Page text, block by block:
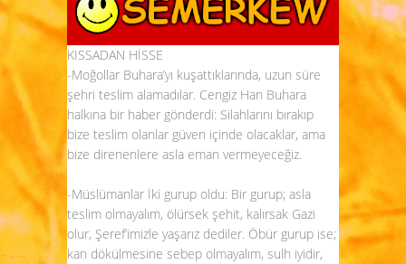
KISSADAN HİSSE
-Moğollar Buhara’yı kuşattıklarında, uzun süre
şehri teslim alamadılar. Cengiz Han Buhara
halkına bir haber gönderdi: Silahlarını bırakıp
bize teslim olanlar güven içinde olacaklar, ama
bize direnenlere asla eman vermeyeceğiz.
-Müslümanlar İki gurup oldu: Bir gurup; asla
teslim olmayalım, ölürsek şehit, kalırsak Gazi
olur, Şeref’imizle yaşarız dediler. Öbür gurup ise;
kan dökülmesine sebep olmayalım, sulh iyidir,